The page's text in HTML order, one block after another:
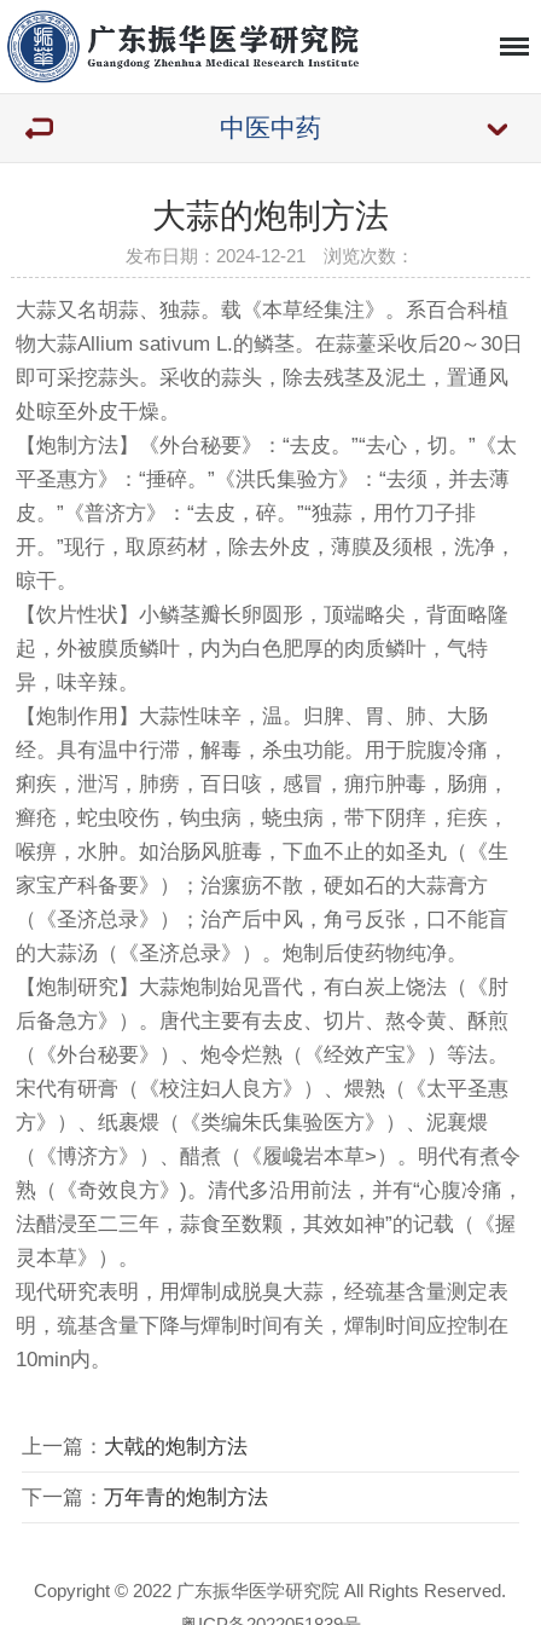
中医中药
大蒜的炮制方法
发布日期：2024-12-21 浏览次数：
大蒜又名胡蒜、独蒜。载《本草经集注》。系百合科植
物大蒜Allium sativum L.的鳞茎。在蒜薹采收后20～30日
即可采挖蒜头。采收的蒜头，除去残茎及泥土，置通风
处晾至外皮干燥。
【炮制方法】《外台秘要》：“去皮。”“去心，切。”《太
平圣惠方》：“捶碎。”《洪氏集验方》：“去须，并去薄
皮。”《普济方》：“去皮，碎。”“独蒜，用竹刀子排
开。”现行，取原药材，除去外皮，薄膜及须根，洗净，
晾干。
【饮片性状】小鳞茎瓣长卵圆形，顶端略尖，背面略隆
起，外被膜质鳞叶，内为白色肥厚的肉质鳞叶，气特
异，味辛辣。
【炮制作用】大蒜性味辛，温。归脾、胃、肺、大肠
经。具有温中行滞，解毒，杀虫功能。用于脘腹冷痛，
痢疾，泄泻，肺痨，百日咳，感冒，痈疖肿毒，肠痈，
癣疮，蛇虫咬伤，钩虫病，蛲虫病，带下阴痒，疟疾，
喉痹，水肿。如治肠风脏毒，下血不止的如圣丸（《生
家宝产科备要》）；治瘰疬不散，硬如石的大蒜膏方
（《圣济总录》）；治产后中风，角弓反张，口不能盲
的大蒜汤（《圣济总录》）。炮制后使药物纯净。
【炮制研究】大蒜炮制始见晋代，有白炭上饶法（《肘
后备急方》）。唐代主要有去皮、切片、熬令黄、酥煎
（《外台秘要》）、炮令烂熟（《经效产宝》）等法。
宋代有研膏（《校注妇人良方》）、煨熟（《太平圣惠
方》）、纸裹煨（《类编朱氏集验医方》）、泥襄煨
（《博济方》）、醋煮（《履巉岩本草>）。明代有煮令
熟（《奇效良方》)。清代多沿用前法，并有“心腹冷痛，
法醋浸至二三年，蒜食至数颗，其效如神”的记载（《握
灵本草》）。
现代研究表明，用燀制成脱臭大蒜，经巯基含量测定表
明，巯基含量下降与燀制时间有关，燀制时间应控制在
10min内。
上一篇： 大戟的炮制方法
下一篇： 万年青的炮制方法
Copyright © 2022 广东振华医学研究院 All Rights Reserved.